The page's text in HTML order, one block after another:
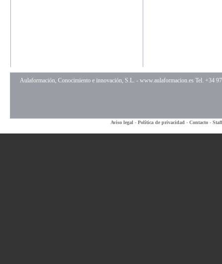
Aulaformación, Conocimiento e innovación, S.L. -www.aulaformacion.es Tel. +34
Aviso legal - Política de privacidad - Contacto - Staff